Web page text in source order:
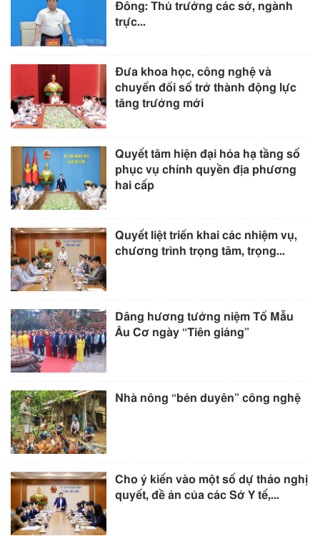
Đông: Thủ trưởng các sở, ngành
trực...
Đưa khoa học, công nghệ và
chuyển đổi số trở thành động lực
tăng trưởng mới
Quyết tâm hiện đại hóa hạ tầng số
phục vụ chính quyền địa phương
hai cấp
Quyết liệt triển khai các nhiệm vụ,
chương trình trọng tâm, trọng...
Dâng hương tưởng niệm Tổ Mẫu
Âu Cơ ngày “Tiên giáng”
Nhà nông “bén duyên” công nghệ
Cho ý kiến vào một số dự thảo nghị
quyết, đề án của các Sở Y tế,...